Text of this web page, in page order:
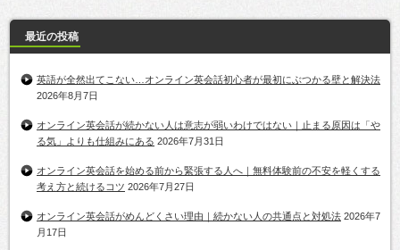
最近の投稿
英語が全然出てこない…オンライン英会話初心者が最初にぶつかる壁と解決法
2026年8月7日
オンライン英会話が続かない人は意志が弱いわけではない｜止まる原因は「や
る気」よりも仕組みにある 2026年7月31日
オンライン英会話を始める前から緊張する人へ｜無料体験前の不安を軽くする
考え方と続けるコツ 2026年7月27日
オンライン英会話がめんどくさい理由｜続かない人の共通点と対処法 2026年7
月17日